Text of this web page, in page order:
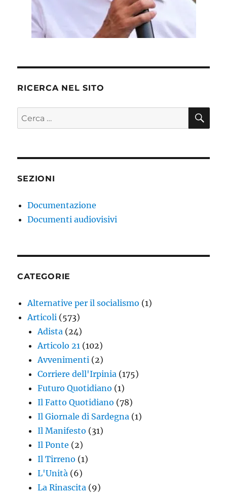
RICERCA NEL SITO
Cerca:
SEZIONI
Documentazione
Documenti audiovisivi
CATEGORIE
Alternative per il socialismo (1)
Articoli (573)
Adista (24)
Articolo 21 (102)
Avvenimenti (2)
Corriere dell'Irpinia (175)
Futuro Quotidiano (1)
Il Fatto Quotidiano (78)
Il Giornale di Sardegna (1)
Il Manifesto (31)
Il Ponte (2)
Il Tirreno (1)
L'Unità (6)
La Rinascita (9)